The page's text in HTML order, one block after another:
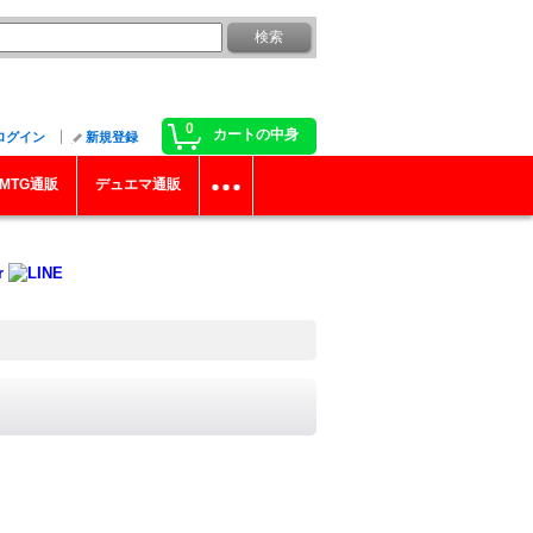
0 カートの中身
グイン 新規登録
MTG通販 デュエマ通販